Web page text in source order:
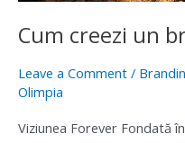
Cum creezi un
Leave a Comment /
Olimpia
Viziunea Forever Fondată